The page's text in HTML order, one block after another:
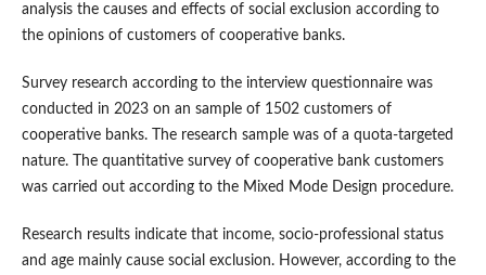
analysis the causes and effects of social exclusion according to
the opinions of customers of cooperative banks.
Survey research according to the interview questionnaire was
conducted in 2023 on an sample of 1502 customers of
cooperative banks. The research sample was of a quota-targeted
nature. The quantitative survey of cooperative bank customers
was carried out according to the Mixed Mode Design procedure.
Research results indicate that income, socio-professional status
and age mainly cause social exclusion. However, according to the